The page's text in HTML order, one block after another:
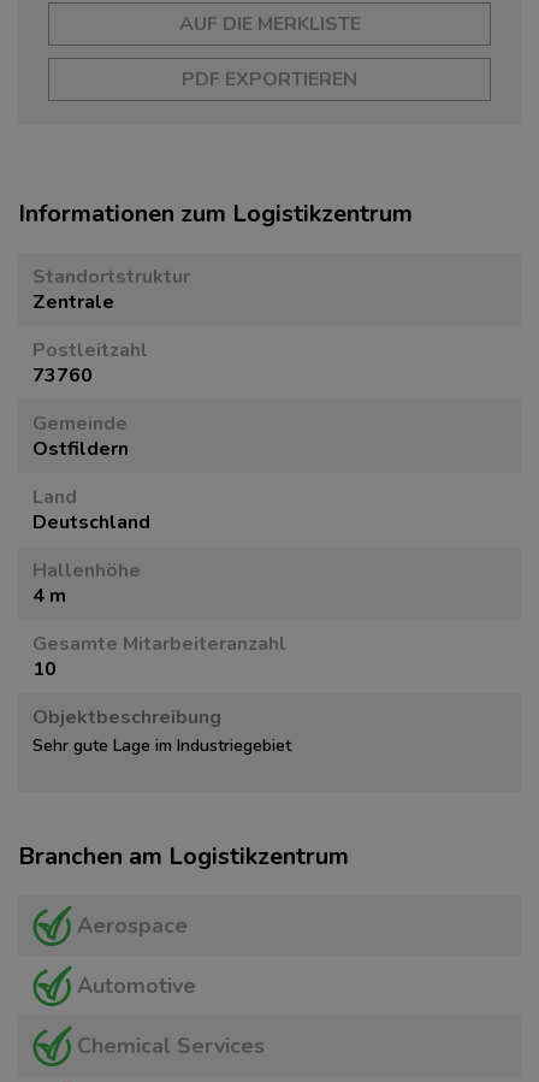
AUF DIE MERKLISTE
PDF EXPORTIEREN
Informationen zum Logistikzentrum
Standortstruktur
Zentrale
Postleitzahl
73760
Gemeinde
Ostfildern
Land
Deutschland
Hallenhöhe
4 m
Gesamte Mitarbeiteranzahl
10
Objektbeschreibung
Sehr gute Lage im Industriegebiet
Branchen am Logistikzentrum
Aerospace
Automotive
Chemical Services